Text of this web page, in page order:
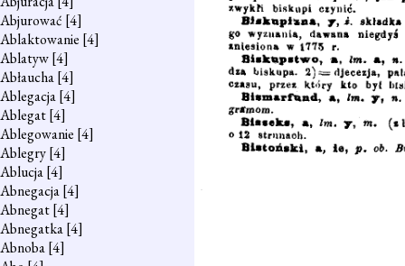
Abjurować [4]
Ablaktowanie [4]
Ablatyw[4]
Abłaucha[4]
Ablegacja[4]
Ablegat[4]
Ablegowanie [4]
Ablegry[4]
Ablucja[4]
Abnegacja[4]
Abnegat[4]
Abnegatka[4]
Abnoba[4]